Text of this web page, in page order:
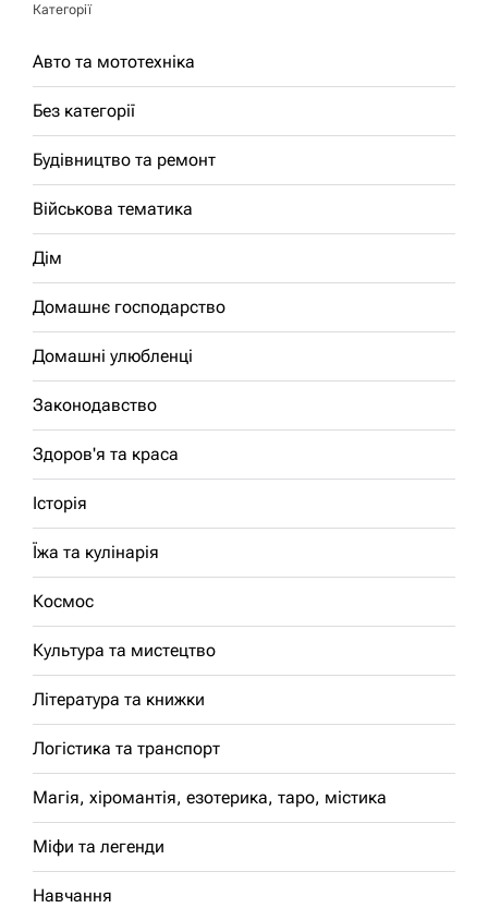
Категорії
Авто та мототехніка
Без категорії
Будівництво та ремонт
Військова тематика
Дім
Домашнє господарство
Домашні улюбленці
Законодавство
Здоров'я та краса
Історія
Їжа та кулінарія
Космос
Культура та мистецтво
Література та книжки
Логістика та транспорт
Магія, хіромантія, езотерика, таро, містика
Міфи та легенди
Навчання